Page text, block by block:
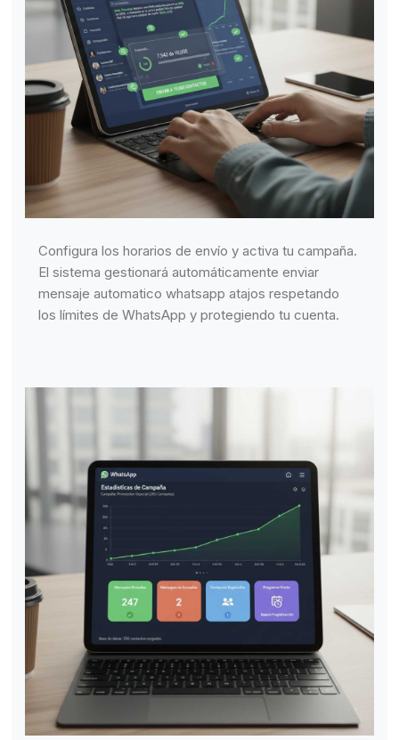
Configura los horarios de envío y activa tu campaña.
El sistema gestionará automáticamente enviar
mensaje automatico whatsapp atajos respetando
los límites de WhatsApp y protegiendo tu cuenta.